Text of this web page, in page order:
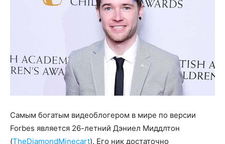
Самым богатым видеоблогером в мире по версии
Forbes является 26-летний Дэниел Миддлтон
(TheDiamondMinecart). Его ник достаточно